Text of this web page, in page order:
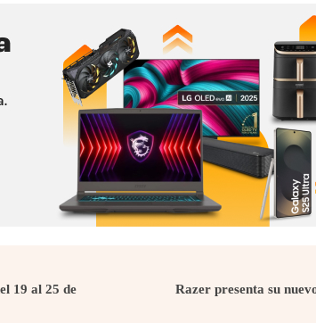
19 al 25 de
Razer presenta su